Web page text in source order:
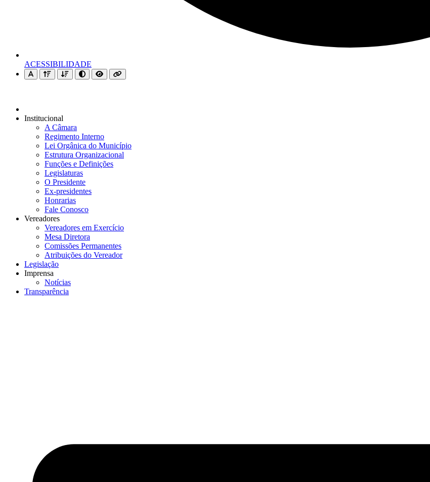
ACESSIBILIDADE
Institucional
A Câmara
Regimento Interno
Lei Orgânica do Município
Estrutura Organizacional
Funções e Definições
Legislaturas
O Presidente
Ex-presidentes
Honrarias
Fale Conosco
Vereadores
Vereadores em Exercício
Mesa Diretora
Comissões Permanentes
Atribuições do Vereador
Legislação
Imprensa
Notícias
Transparência